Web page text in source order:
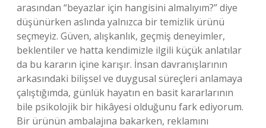
arasından “beyazlar için hangisini almalıyım?” diye
düşünürken aslında yalnızca bir temizlik ürünü
seçmeyiz. Güven, alışkanlık, geçmiş deneyimler,
beklentiler ve hatta kendimizle ilgili küçük anlatılar
da bu kararın içine karışır. İnsan davranışlarının
arkasındaki bilişsel ve duygusal süreçleri anlamaya
çalıştığımda, günlük hayatın en basit kararlarının
bile psikolojik bir hikâyesi olduğunu fark ediyorum.
Bir ürünün ambalajına bakarken, reklamını